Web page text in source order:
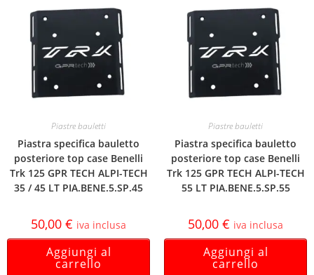
Piastre bauletti
Piastra specifica bauletto
posteriore top case Benelli
Trk 125 GPR TECH ALPI-TECH
35 / 45 LT PIA.BENE.5.SP.45
50,00 € iva inclusa
Aggiungi al
carrello
Piastre bauletti
Piastra specifica bauletto
posteriore top case Benelli
Trk 125 GPR TECH ALPI-TECH
55 LT PIA.BENE.5.SP.55
50,00 € iva inclusa
Aggiungi al
carrello